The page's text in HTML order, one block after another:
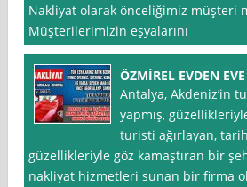
Nakliyat olarak önceliğimiz müşteri
Müşterilerimizin eşyalarını
ÖZMİREL EVDEN
Antalya, Akdeniz’in
yapmış,
turisti ağırlayan,
güzellikleriyle göz kamaştıran bir
nakliyat hizmetleri sunan bir firma